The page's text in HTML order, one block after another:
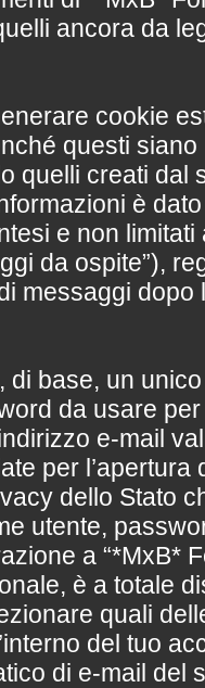
ancora da
cookie
questi
quelli creati dal
è
e non
da ospite”),
messaggi
di base, un
da usare
e-mail
per l’apertura
dello Stato
utente,
a “*MxB*
è a totale
quali
del tuo
di e-mail del